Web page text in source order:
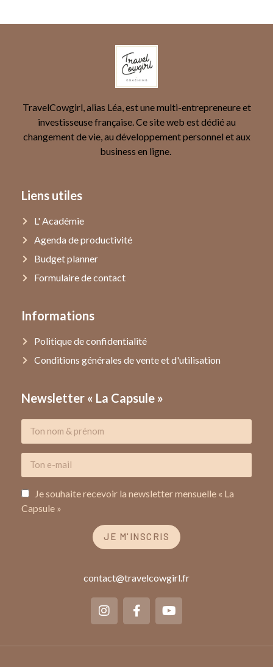
TravelCowgirl, alias Léa, est une multi-entrepreneure et
investisseuse française. Ce site web est dédié au
changement de vie, au développement personnel et aux
business en ligne.
Liens utiles
L' Académie
Agenda de productivité
Budget planner
Formulaire de contact
Informations
Politique de confidentialité
Conditions générales de vente et d'utilisation
Newsletter « La Capsule »
Je souhaite recevoir la newsletter mensuelle « La
Capsule »
JE M'INSCRIS
contact@travelcowgirl.fr